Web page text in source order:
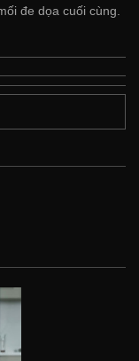
đe dọa cuối cùng.